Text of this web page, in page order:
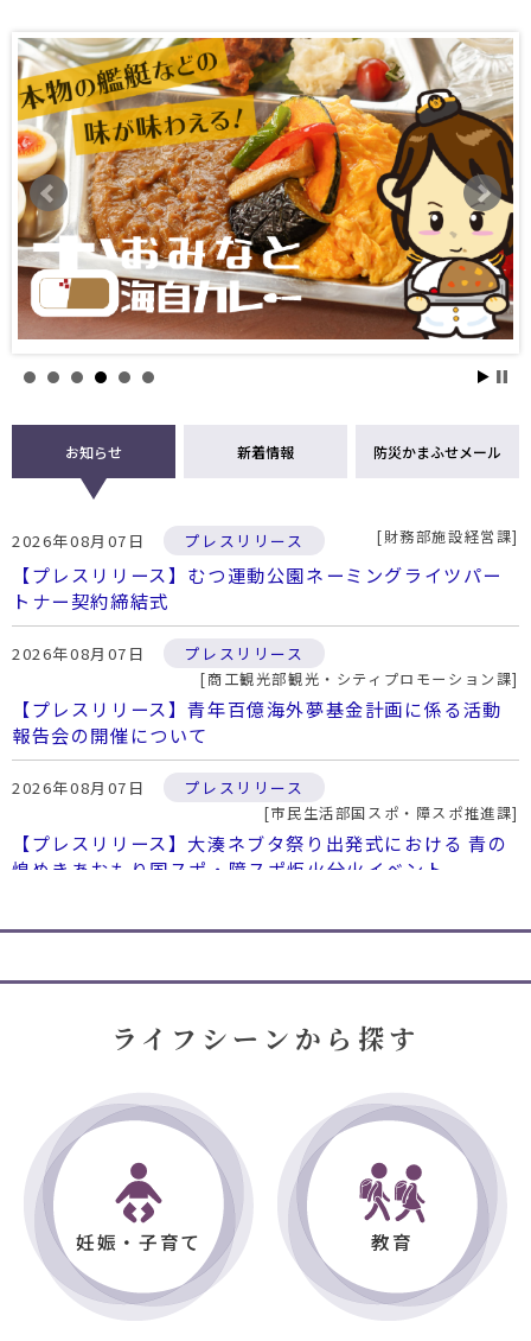
お知らせ 新着情報 防災かまふせメール
2026年08月07日 プレスリリース 財務部施設経営課
【プレスリリース】むつ運動公園ネーミングライツパー
トナー契約締結式
2026年08月07日 プレスリリース
商工観光部観光・シティプロモーション課
【プレスリリース】青年百億海外夢基金計画に係る活動
報告会の開催について
2026年08月07日 プレスリリース
市民生活部国スポ・障スポ推進課
【プレスリリース】大湊ネブタ祭り出発式における 青の
煌めきあおもり国スポ・障スポ炬火分火イベント
呈式
2026年08月05日 市役所からのお知らせ 市民生活部環境政策課
2026年08月05日 市役所からのお知らせ 政策推進部交通政策課
田名部まつり期間における路線バスの運行情報について
2026年08月05日 プレスリリース
こどもみらい部こども家庭課
【プレスリリース】放課後児童健全育成事業 防災教室 開
ライフシーンから探す
妊娠・子育て 教育